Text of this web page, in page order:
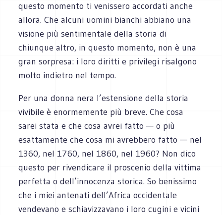
questo momento ti venissero accordati anche
allora. Che alcuni uomini bianchi abbiano una
visione più sentimentale della storia di
chiunque altro, in questo momento, non è una
gran sorpresa: i loro diritti e privilegi risalgono
molto indietro nel tempo.
Per una donna nera l’estensione della storia
vivibile è enormemente più breve. Che cosa
sarei stata e che cosa avrei fatto — o più
esattamente che cosa mi avrebbero fatto — nel
1360, nel 1760, nel 1860, nel 1960? Non dico
questo per rivendicare il proscenio della vittima
perfetta o dell’innocenza storica. So benissimo
che i miei antenati dell’Africa occidentale
vendevano e schiavizzavano i loro cugini e vicini